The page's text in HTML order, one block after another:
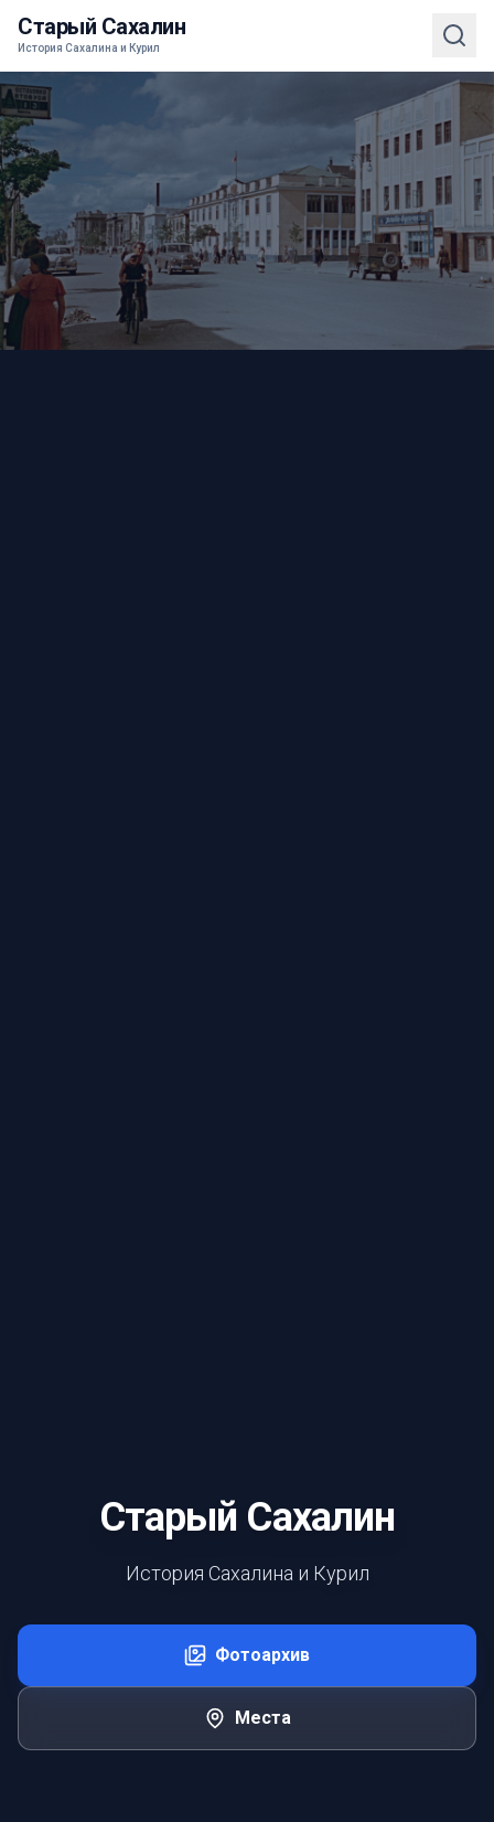
Старый Сахалин
История Сахалина и Курил
Старый Сахалин
История Сахалина и Курил
Фотоархив
Места